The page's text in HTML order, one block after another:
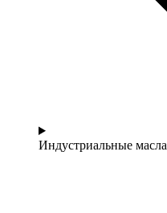
Индустриальные масла